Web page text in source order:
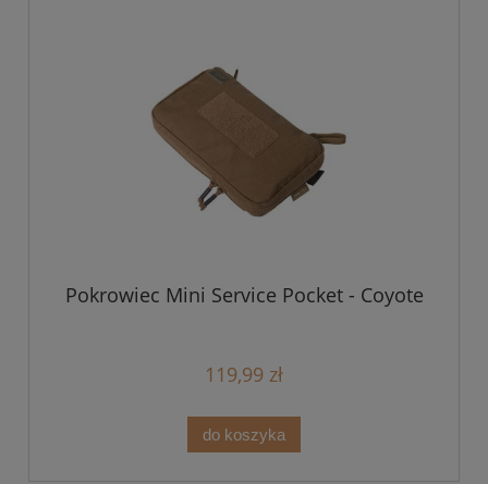
Pokrowiec Mini Service Pocket - Coyote
119,99 zł
do koszyka